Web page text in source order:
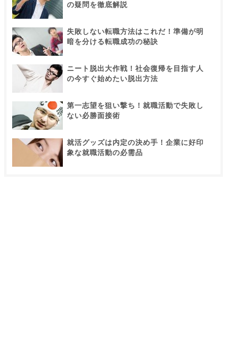
の疑問を徹底解説
失敗しない転職方法はこれだ！準備が明
暗を分ける転職成功の秘訣
ニート脱出大作戦！社会復帰を目指す人
の今すぐ始めたい脱出方法
第一志望を狙い撃ち！就職活動で失敗し
ない必勝面接術
就活グッズは内定の決め手！企業に好印
象な就職活動の必需品